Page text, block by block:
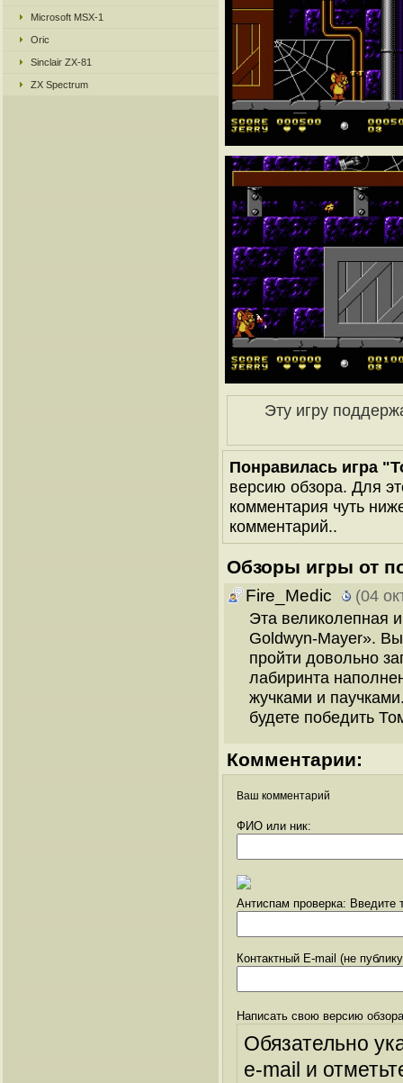
Microsoft MSX-1
Oric
Sinclair ZX-81
ZX Spectrum
Эту игру
Понравилась игра
версию обзора. Для
комментария чуть
комментарий..
Обзоры игры от
Fire_Medic
(04
Эта великолепная
Goldwyn-Mayer».
пройти довольно
лабиринта
жучками и
будете победить
Комментарии:
Ваш комментарий
ФИО или ник:
Антиспам проверка: Введите
Контактный E-mail (не
Написать свою версию
Обязательно
e-mail и